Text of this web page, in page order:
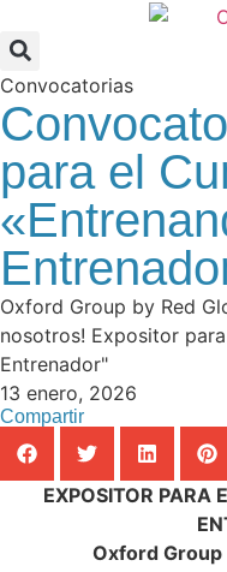
Convocatorias
para el
Oxford Group by Red
nosotros! Expositor
Entrenador"
13 enero, 2026
Compartir
EXPOSITOR PARA
Oxford Group